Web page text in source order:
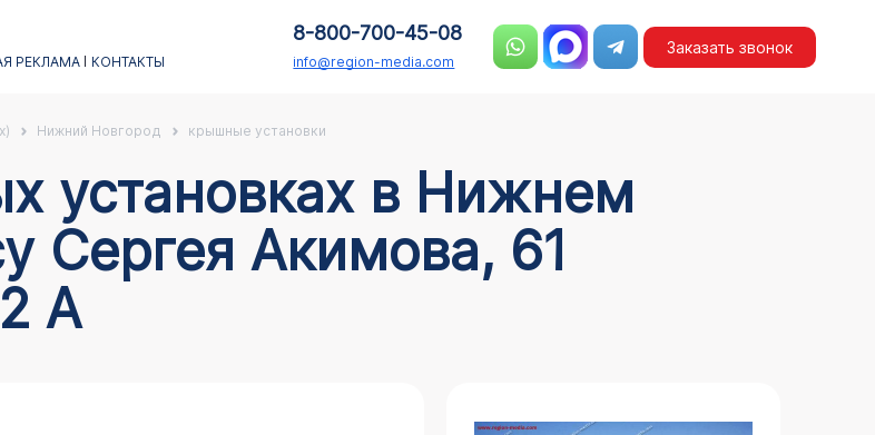
РЕКЛАМА КОНТАКТЫ
8-800-700-45-08
info@region-media.com
Заказать звонок
Нижний Новгород крышные установки
Сергея Акимова, 61
А